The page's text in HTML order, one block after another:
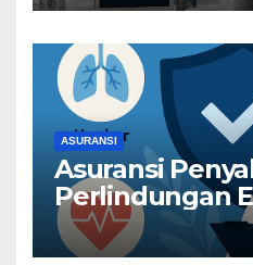
ASURANSI
Asuransi
Perlindungan
Risiko Besar